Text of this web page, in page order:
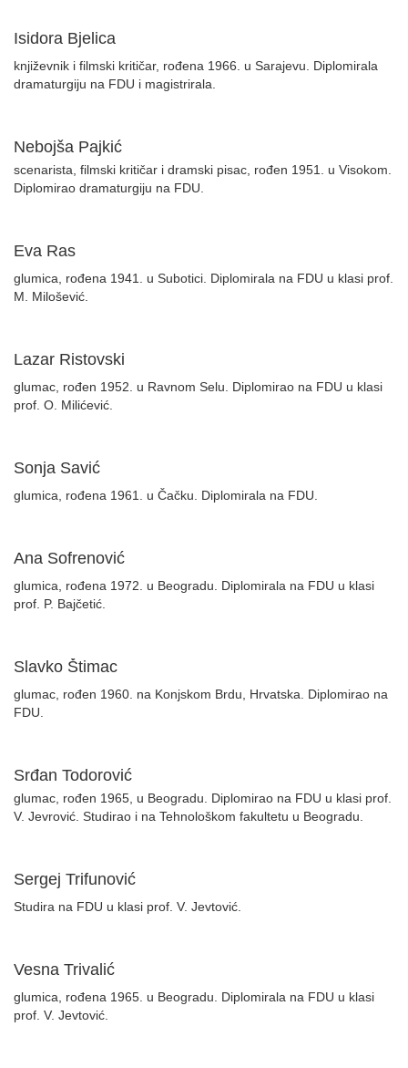
Isidora Bjelica
književnik i filmski kritičar, rođena 1966. u Sarajevu. Diplomirala
dramaturgiju na FDU i magistrirala.
Nebojša Pajkić
scenarista, filmski kritičar i dramski pisac, rođen 1951. u Visokom.
Diplomirao dramaturgiju na FDU.
Eva Ras
glumica, rođena 1941. u Subotici. Diplomirala na FDU u klasi prof.
M. Milošević.
Lazar Ristovski
glumac, rođen 1952. u Ravnom Selu. Diplomirao na FDU u klasi
prof. O. Milićević.
Sonja Savić
glumica, rođena 1961. u Čačku. Diplomirala na FDU.
Ana Sofrenović
glumica, rođena 1972. u Beogradu. Diplomirala na FDU u klasi
prof. P. Bajčetić.
Slavko Štimac
glumac, rođen 1960. na Konjskom Brdu, Hrvatska. Diplomirao na
FDU.
Srđan Todorović
glumac, rođen 1965, u Beogradu. Diplomirao na FDU u klasi prof.
V. Jevrović. Studirao i na Tehnološkom fakultetu u Beogradu.
Sergej Trifunović
Studira na FDU u klasi prof. V. Jevtović.
Vesna Trivalić
glumica, rođena 1965. u Beogradu. Diplomirala na FDU u klasi
prof. V. Jevtović.